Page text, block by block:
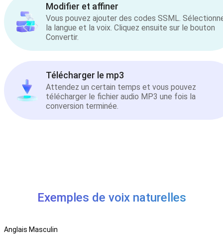
Modifier et affiner
Vous pouvez ajouter des codes SSML.
la langue et la voix. Cliquez ensuite sur le bouton
Convertir.
Télécharger le mp3
Attendez un certain temps et vous pouvez
télécharger le fichier audio MP3 une fois la
conversion terminée.
Exemples de voix naturelles
Anglais Masculin